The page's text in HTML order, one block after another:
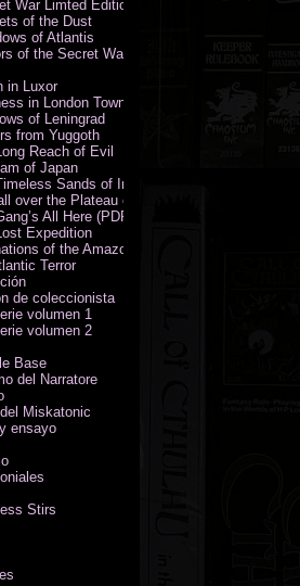
War Limted Edition Book
of the Dust
of Atlantis
of the Secret War
in Luxor
in London Town
of Leningrad
from Yuggoth
Reach of Evil
of Japan
Sands of India
over the Plateau of Leng
All Here (PDF)
Expedition
of the Amazon
Terror
de coleccionista
volumen 1
volumen 2
Base
del Narratore
Miskatonic
ensayo
Stirs